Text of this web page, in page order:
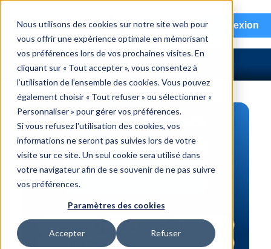
Nous utilisons des cookies sur notre site web pour
vous offrir une expérience optimale en mémorisant
vos préférences lors de vos prochaines visites. En
cliquant sur « Tout accepter », vous consentez à
l’utilisation de l’ensemble des cookies. Vous pouvez
également choisir « Tout refuser » ou sélectionner «
Personnaliser » pour gérer vos préférences.
Si vous refusez l'utilisation des cookies, vos
informations ne seront pas suivies lors de votre
visite sur ce site. Un seul cookie sera utilisé dans
votre navigateur afin de se souvenir de ne pas suivre
vos préférences.
Paramètres des cookies
Accepter Refuser
menu Connexion
RECHERCHE DE PIÈCES
Véhicule | NIV
Numéro de pièce | interchange